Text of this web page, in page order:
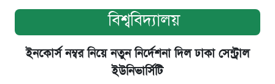
বিশ্ববিদ্যালয়
ইনকোর্স নম্বর নিয়ে নতুন নির্দেশনা দিল ঢাকা সেন্ট্রাল
ইউনিভার্সিটি